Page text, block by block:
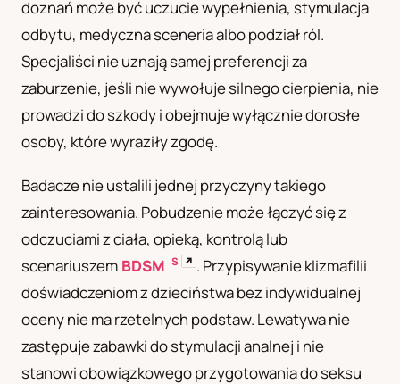
Polski Русский
UA
Українська
doznań może być uczucie wypełnienia, stymulacja
odbytu, medyczna sceneria albo podział ról.
Specjaliści nie uznają samej preferencji za
zaburzenie, jeśli nie wywołuje silnego cierpienia, nie
prowadzi do szkody i obejmuje wyłącznie dorosłe
osoby, które wyraziły zgodę.
Badacze nie ustalili jednej przyczyny takiego
zainteresowania. Pobudzenie może łączyć się z
odczuciami z ciała, opieką, kontrolą lub
scenariuszem BDSM S ↗ . Przypisywanie klizmafilii
doświadczeniom z dzieciństwa bez indywidualnej
oceny nie ma rzetelnych podstaw. Lewatywa nie
zastępuje zabawki do stymulacji analnej i nie
stanowi obowiązkowego przygotowania do seksu